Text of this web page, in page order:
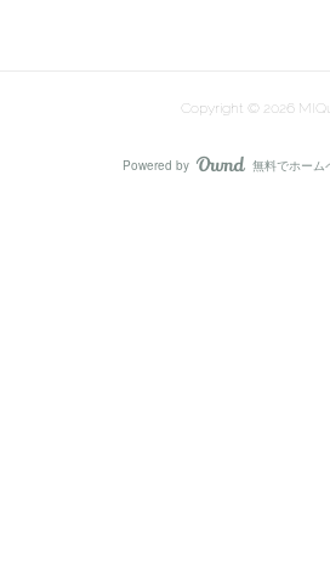
Copyright © 2026
Powered by 無料でホーム